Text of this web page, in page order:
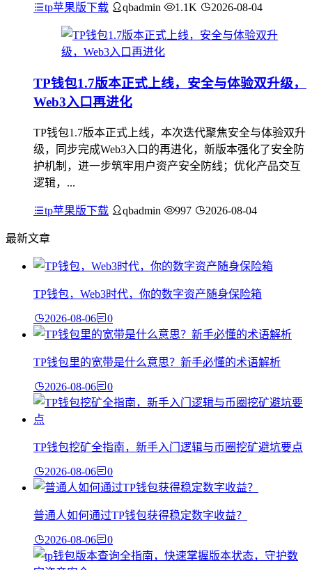
tp苹果版下载 qbadmin 1.1K 2026-08-04
TP钱包1.7版本正式上线，安全与体验双升级，
Web3入口再进化
TP钱包1.7版本正式上线，本次迭代聚焦安全与体验双升
级，同步完成Web3入口的再进化，新版本强化了安全防
护机制，进一步筑牢用户资产安全防线；优化产品交互
逻辑，...
tp苹果版下载 qbadmin 997 2026-08-04
最新文章
TP钱包，Web3时代，你的数字资产随身保险箱
2026-08-06 0
TP钱包里的宽带是什么意思？新手必懂的术语解析
2026-08-06 0
TP钱包挖矿全指南，新手入门逻辑与币圈挖矿避坑要点
2026-08-06 0
普通人如何通过TP钱包获得稳定数字收益？
2026-08-06 0